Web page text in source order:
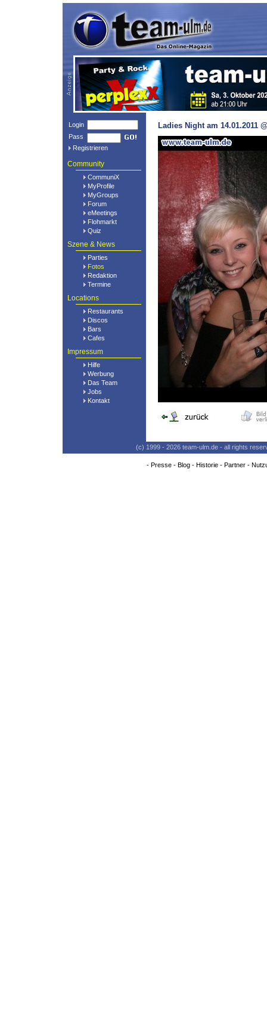
Login
Pass
Registrieren
Community
CommuniX
MyProfile
MyGroups
Forum
eMeetings
Flohmarkt
Quiz
Szene & News
Parties
Fotos
Redaktion
Termine
Locations
Restaurants
Discos
Bars
Cafes
Impressum
Hilfe
Werbung
Das Team
Jobs
Kontakt
Ladies Night am 14.01.2011
(c) 1999 - 2026 team-ulm.de - all rights
- Presse- Blog- Historie- Partner-